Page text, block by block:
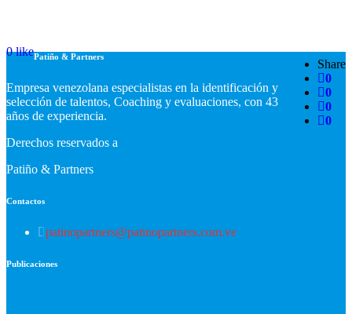
0like
Share
0
0
0
0
Patiño & Partners
Empresa venezolana especialistas en la identificación y
selección de talentos, Coaching y evaluaciones, con 43
años de experiencia.
Derechos reservados a
Patiño & Partners
Contactos
patinopartners@patinopartners.com.ve
Publicaciones